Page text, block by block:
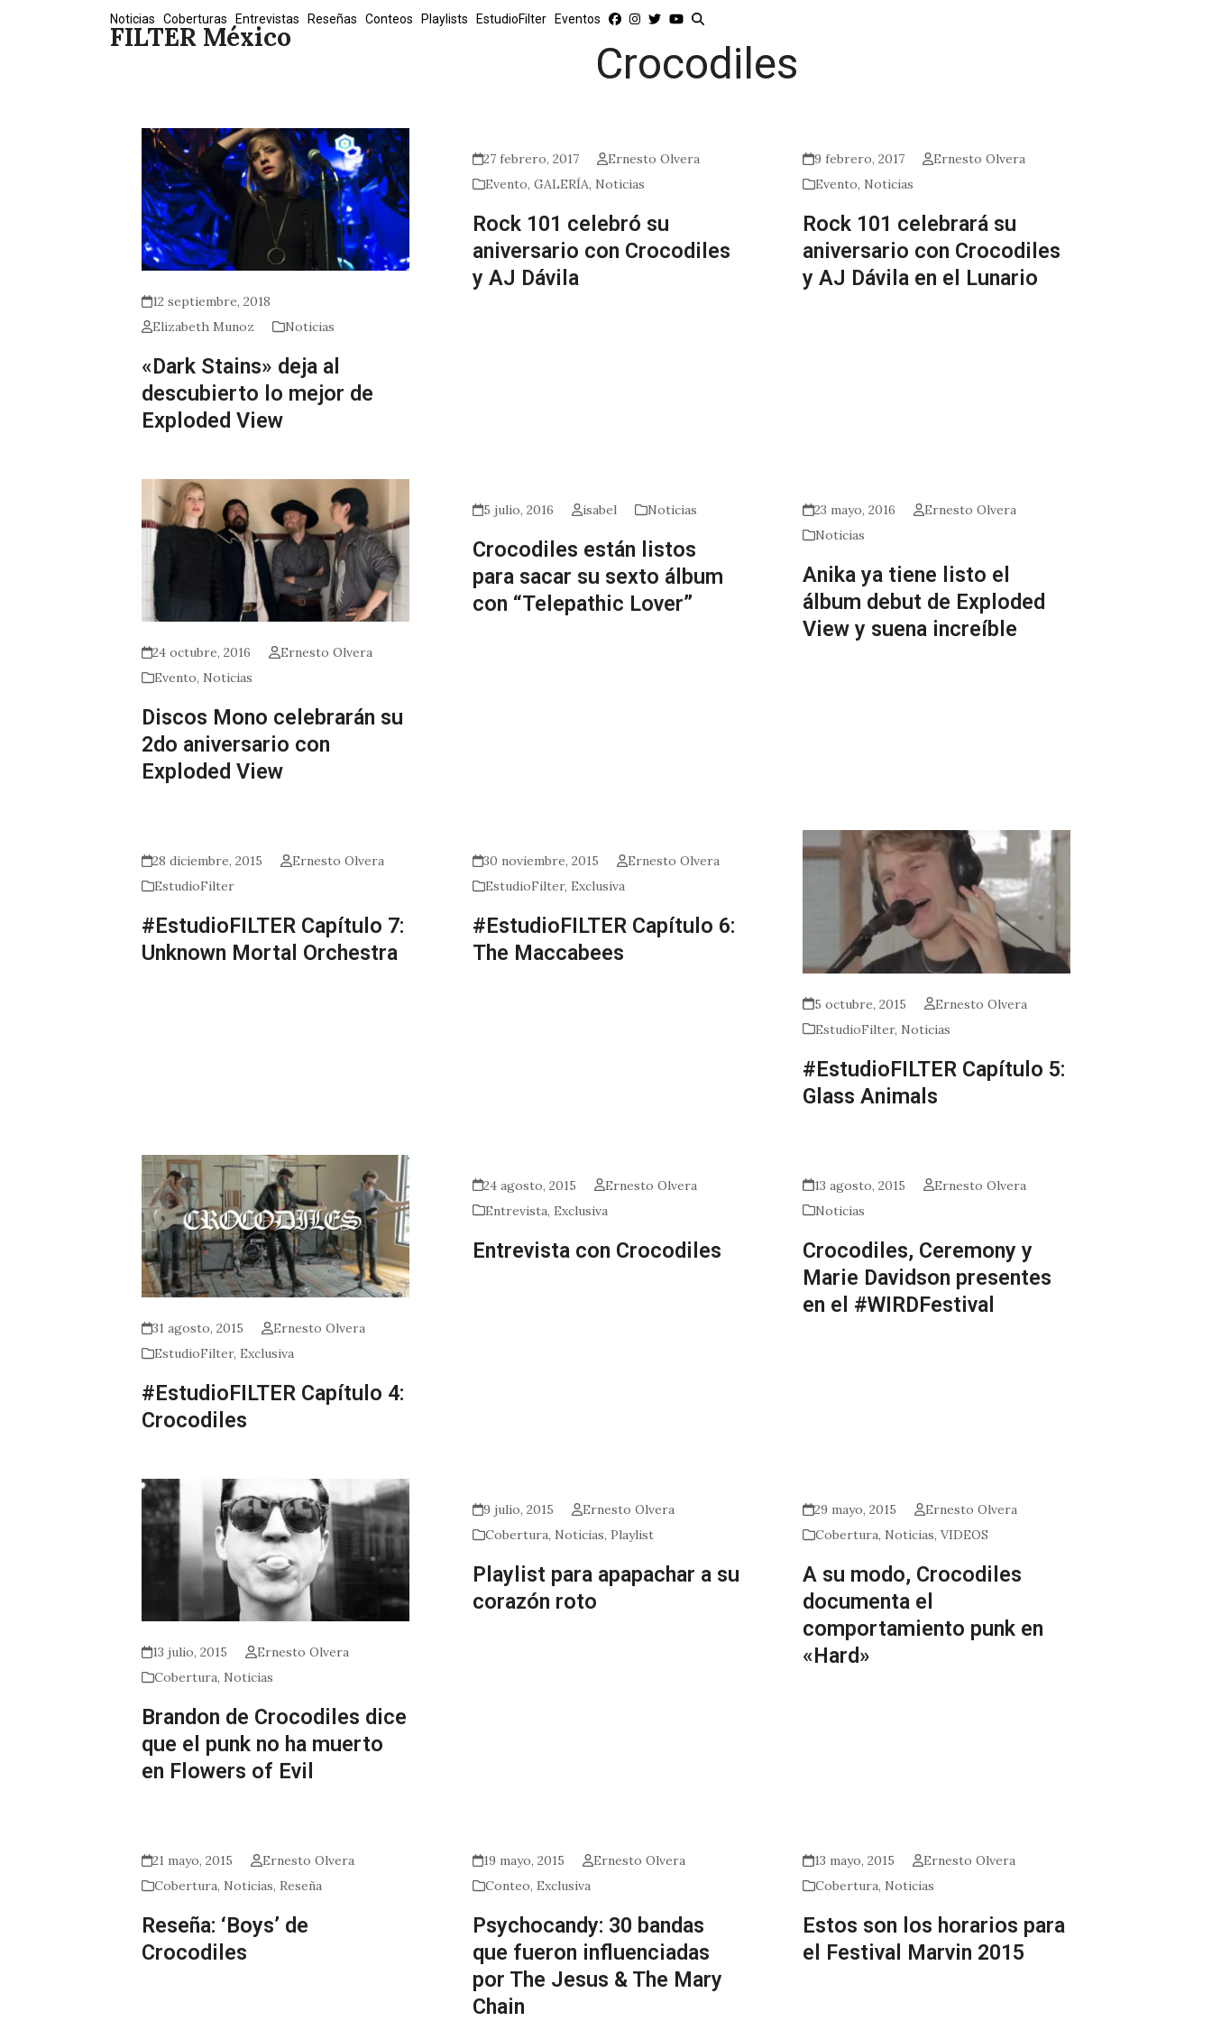
FILTER México
Noticias Coberturas Entrevistas Reseñas Conteos Playlists EstudioFilter Eventos
Crocodiles
12 septiembre, 2018
Elizabeth Munoz
Noticias
«Dark Stains» deja al
descubierto lo mejor de
Exploded View
27 febrero, 2017
Ernesto Olvera
Evento, GALERÍA, Noticias
Rock 101 celebró su
aniversario con Crocodiles
y AJ Dávila
9 febrero, 2017
Ernesto Olvera
Evento, Noticias
Rock 101 celebrará su
aniversario con Crocodiles
y AJ Dávila en el Lunario
24 octubre, 2016
Ernesto Olvera
Evento, Noticias
Discos Mono celebrarán su
2do aniversario con
Exploded View
5 julio, 2016 isabel Noticias
Crocodiles están listos
para sacar su sexto álbum
con “Telepathic Lover”
23 mayo, 2016
Ernesto Olvera
Noticias
Anika ya tiene listo el
álbum debut de Exploded
View y suena increíble
28 diciembre, 2015
Ernesto Olvera
EstudioFilter
#EstudioFILTER Capítulo 7:
Unknown Mortal Orchestra
30 noviembre, 2015
Ernesto Olvera
EstudioFilter, Exclusiva
#EstudioFILTER Capítulo 6:
The Maccabees
5 octubre, 2015
Ernesto Olvera
EstudioFilter, Noticias
#EstudioFILTER Capítulo 5:
Glass Animals
31 agosto, 2015
Ernesto Olvera
EstudioFilter, Exclusiva
#EstudioFILTER Capítulo 4:
Crocodiles
24 agosto, 2015
Ernesto Olvera
Entrevista, Exclusiva
Entrevista con Crocodiles
13 agosto, 2015
Ernesto Olvera
Noticias
Crocodiles, Ceremony y
Marie Davidson presentes
en el #WIRDFestival
13 julio, 2015
Ernesto Olvera
Cobertura, Noticias
Brandon de Crocodiles dice
que el punk no ha muerto
en Flowers of Evil
9 julio, 2015
Ernesto Olvera
Cobertura, Noticias, Playlist
Playlist para apapachar a su
corazón roto
29 mayo, 2015
Ernesto Olvera
Cobertura, Noticias,VIDEOS
A su modo, Crocodiles
documenta el
comportamiento punk en
«Hard»
21 mayo, 2015
Ernesto Olvera
Cobertura, Noticias, Reseña
Reseña: ‘Boys’ de
Crocodiles
19 mayo, 2015
Ernesto Olvera
Conteo, Exclusiva
Psychocandy: 30 bandas
que fueron influenciadas
por The Jesus & The Mary
Chain
13 mayo, 2015
Ernesto Olvera
Cobertura, Noticias
Estos son los horarios para
el Festival Marvin 2015